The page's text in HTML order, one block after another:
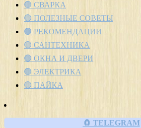
🟢 СВАРКА
🟢 ПОЛЕЗНЫЕ СОВЕТЫ
🟢 РЕКОМЕНДАЦИИ
🟢 САНТЕХНИКА
🟢 ОКНА И ДВЕРИ
🟢 ЭЛЕКТРИКА
🟢 ПАЙКА
🧲 TELEGRAM